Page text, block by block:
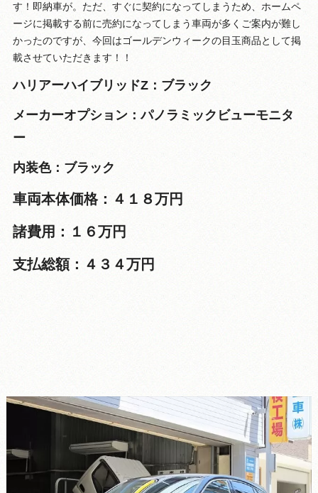
す！即納車が。ただ、すぐに契約になってしまうため、ホームペ
ージに掲載する前に売約になってしまう車両が多くご案内が難し
かったのですが、今回はゴールデンウィークの目玉商品として掲
載させていただきます！！
ハリアーハイブリッドZ：ブラック
メーカーオプション：パノラミックビューモニタ
ー
内装色：ブラック
車両本体価格：４１８万円
諸費用：１６万円
支払総額：４３４万円